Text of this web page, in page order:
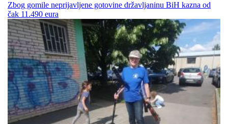
Zbog gomile neprijavljene gotovine državljaninu BiH kazna od
čak 11.490 eura